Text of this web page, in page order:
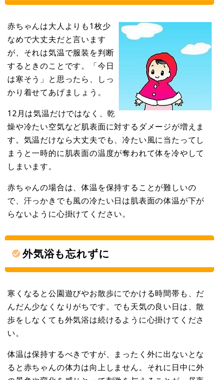
赤ちゃんは大人よりも1枚少
なめで大丈夫だと言います
が、それは気温で服装を判断
するときのことです。「今日
は寒そう」と思ったら、しっ
かり着せてあげましょう。
12月は気温だけではなく、乾
燥や冷たい空気など肌表面に対するダメージが増えま
す。気温だけなら大丈夫でも、冷たい風に当たってし
まうと一時的に肌表面の温度が奪われて体を冷やして
しまいます。
赤ちゃんの場合は、体温を保持することが難しいの
で、汗っかきでも風の冷たい日は肌表面の体温が下が
らないように心掛けてください。
外気浴も忘れずに
寒くなると公園遊びやお散歩にでかける時間帯も、だ
んだん少なくなりがちです。でも天気の良い日は、散
歩をしなくても外気浴は続けるように心掛けてくださ
い。
体温は保持するべきですが、まったく外に出ないとな
ると赤ちゃんの体力は向上しません。それに日中に外